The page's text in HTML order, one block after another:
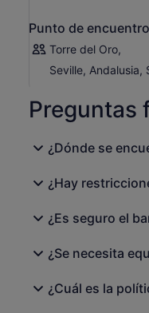
Punto de
Torre del Oro,
Seville, Andalusia,
Preguntas
¿Dónde se
¿Hay
¿Es seguro el
¿Se necesita
¿Cuál es la